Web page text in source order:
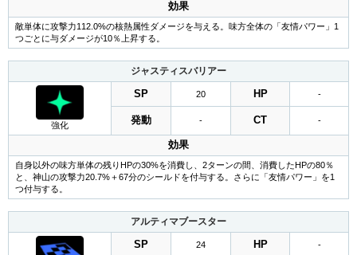
効果
敵単体に攻撃力112.0%の核熱属性ダメージを与える。味方全体の「友情パワー」1
つごとに与ダメージが10％上昇する。
ジャスティスバリアー
強化
SP 20 HP -
発動 - CT -
効果
自身以外の味方単体の残りHPの30%を消費し、2ターンの間、消費したHPの80％
と、神山の攻撃力20.7%＋67分のシールドを付与する。さらに「友情パワー」を1
つ付与する。
アルティマブースター
SP 24 HP -